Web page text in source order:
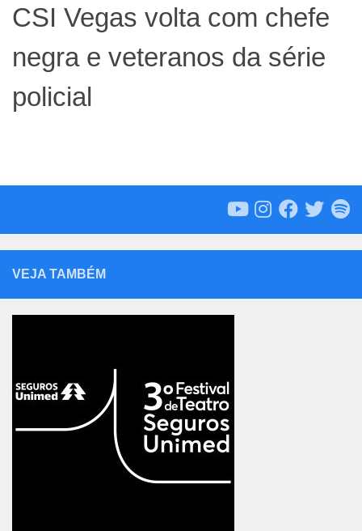
CSI Vegas volta com chefe
negra e veteranos da série
policial
VEJA TAMBÉM